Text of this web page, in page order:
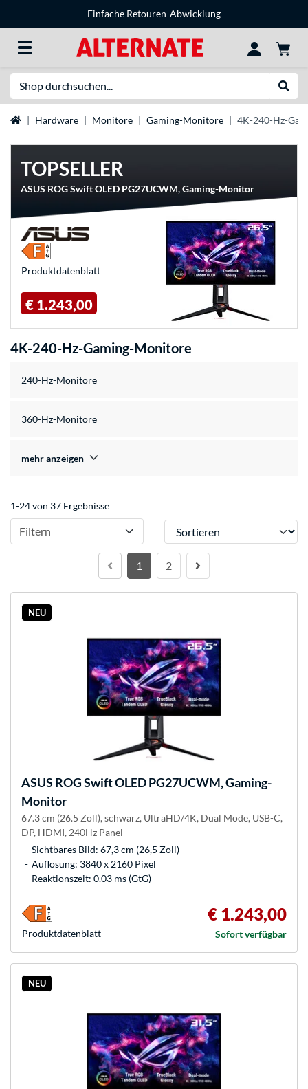
Einfache Retouren-Abwicklung
StartseiteHardware Monitore Gaming-Monitore 4K-240-Hz-
TOPSELLER
ASUS ROG Swift OLED PG27UCWM, Gaming-Monitor
Produkt­datenblatt
€ 1.243,00
4K-240-Hz-Gaming-Monitore
240-Hz-Monitore
360-Hz-Monitore
mehr anzeigen
1-24 von 37 Ergebnisse
Filtern Sortieren
1 2
NEU
ASUS ROG Swift OLED PG27UCWM, Gaming-
Monitor
67.3 cm (26.5 Zoll), schwarz, UltraHD/4K, Dual Mode, USB-C,
DP, HDMI, 240Hz Panel
Sichtbares Bild: 67,3 cm (26,5 Zoll)
Auflösung: 3840 x 2160 Pixel
Reaktionszeit: 0.03 ms (GtG)
€ 1.243,00
Sofort verfügbar
Produkt­datenblatt
NEU